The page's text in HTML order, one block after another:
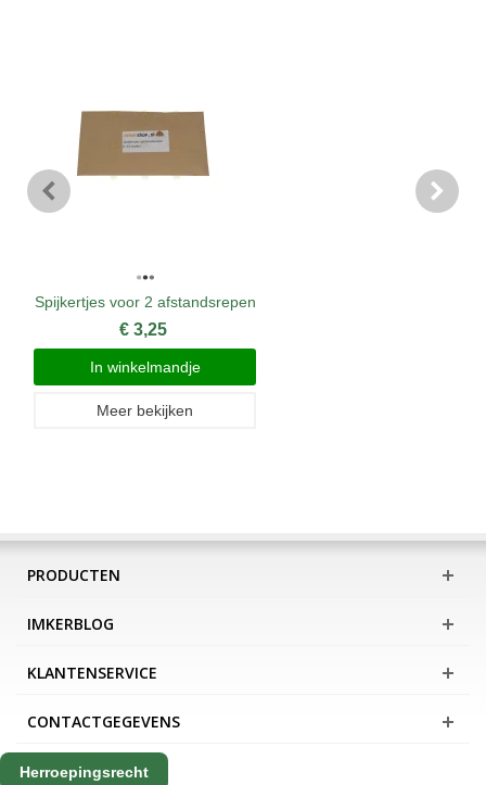
Spijkertjes voor 2 afstandsrepen
€ 3,25
In winkelmandje
Meer bekijken
PRODUCTEN
IMKERBLOG
KLANTENSERVICE
CONTACTGEGEVENS
Herroepingsrecht